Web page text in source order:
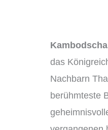
das
Nachbarn
berühmteste